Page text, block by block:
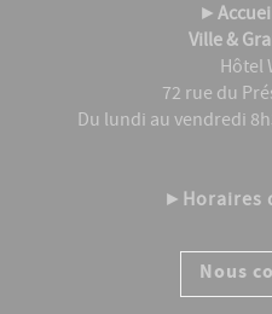
►
Ville &
Hôtel
72 rue du
Du lundi au vendredi
► Horaires
Nous